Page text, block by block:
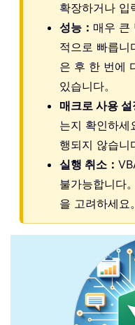
확장하거나 입
성능： 매우 큰
적으로 빠릅니
은 후 한 번에
있습니다。
매크로 사용 설
는지 확인하세
행되지 않습니
실행 취소：
불가능합니다
을 고려하세요。